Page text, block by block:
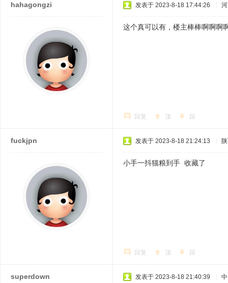
hahagongzi 发表于 2023-8-18 17:44:26
这个真可以有，楼主棒棒啊啊啊
回复 顶 踩
fuckjpn 发表于 2023-8-18 21:24:13
小手一抖猫粮到手 收藏了
回复 顶 踩
superdown 发表于 2023-8-18 21:40:39